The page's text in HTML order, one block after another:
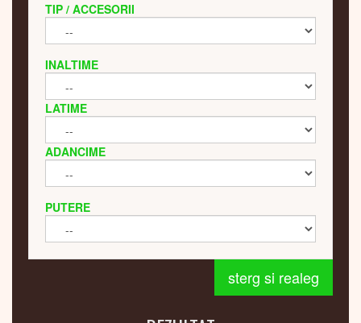
TIP / ACCESORII
INALTIME
LATIME
ADANCIME
PUTERE
sterg si realeg